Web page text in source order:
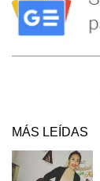
MÁS LEÍDAS